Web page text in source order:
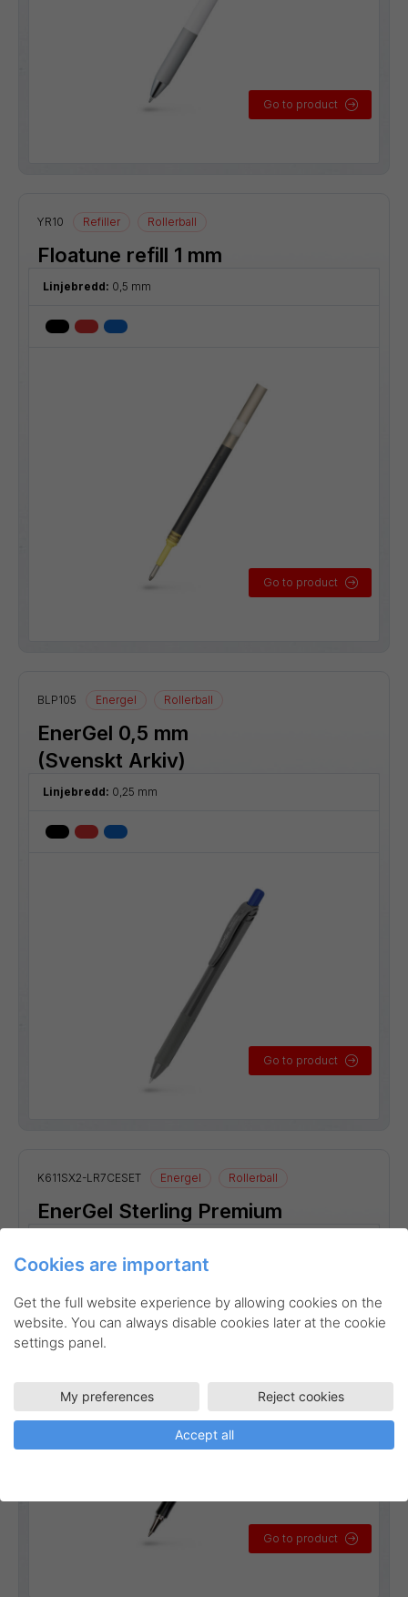
Go to product
YR10 Refiller Rollerball
Floatune refill 1 mm
Linjebredd: 0,5 mm
Go to product
BLP105 Energel Rollerball
EnerGel 0,5 mm
(Svenskt Arkiv)
Linjebredd: 0,25 mm
Go to product
K611SX2-LR7CESET Energel Rollerball
EnerGel Sterling Premium
Go to product
Cookies are important
Get the full website experience by allowing cookies on the
website. You can always disable cookies later at the cookie
settings panel.
My preferences Reject cookies
Accept all